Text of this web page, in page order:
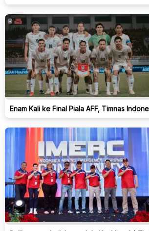
Enam Kali ke Final Piala AFF, Timnas